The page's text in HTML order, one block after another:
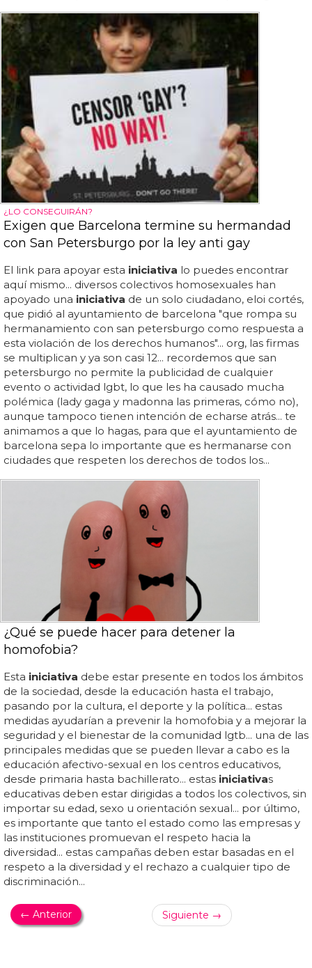
¿LO CONSEGUIRÁN?
Exigen que Barcelona termine su hermandad
con San Petersburgo por la ley anti gay
El link para apoyar esta iniciativa lo puedes encontrar
aquí mismo... diversos colectivos homosexuales han
apoyado una iniciativa de un solo ciudadano, eloi cortés,
que pidió al ayuntamiento de barcelona "que rompa su
hermanamiento con san petersburgo como respuesta a
esta violación de los derechos humanos"... org, las firmas
se multiplican y ya son casi 12... recordemos que san
petersburgo no permite la publicidad de cualquier
evento o actividad lgbt, lo que les ha causado mucha
polémica (lady gaga y madonna las primeras, cómo no),
aunque tampoco tienen intención de echarse atrás... te
animamos a que lo hagas, para que el ayuntamiento de
barcelona sepa lo importante que es hermanarse con
ciudades que respeten los derechos de todos los...
¿Qué se puede hacer para detener la
homofobia?
Esta iniciativa debe estar presente en todos los ámbitos
de la sociedad, desde la educación hasta el trabajo,
pasando por la cultura, el deporte y la política... estas
medidas ayudarían a prevenir la homofobia y a mejorar la
seguridad y el bienestar de la comunidad lgtb... una de las
principales medidas que se pueden llevar a cabo es la
educación afectivo-sexual en los centros educativos,
desde primaria hasta bachillerato... estas iniciativas
educativas deben estar dirigidas a todos los colectivos, sin
importar su edad, sexo u orientación sexual... por último,
es importante que tanto el estado como las empresas y
las instituciones promuevan el respeto hacia la
diversidad... estas campañas deben estar basadas en el
respeto a la diversidad y el rechazo a cualquier tipo de
discriminación...
← Anterior Siguiente →